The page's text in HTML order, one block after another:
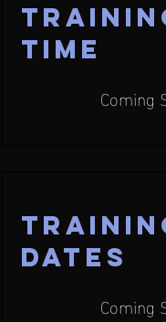
TIME
Coming
dates
Coming